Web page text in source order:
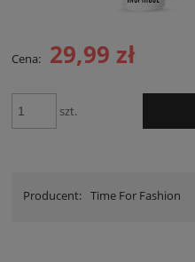
Cena: 29,99 zł
szt.
Producent: Time For Fashion